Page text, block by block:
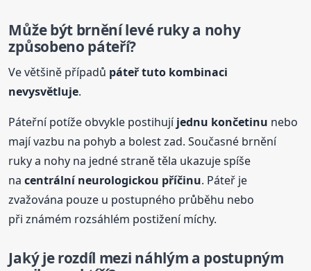
Může být brnění levé ruky a nohy
způsobeno páteří?
Ve většině případů páteř tuto kombinaci
nevysvětluje.
Páteřní potíže obvykle postihujíjednu končetinu nebo
mají vazbu na pohyb a bolest zad. Současné brnění
ruky a nohy na jedné straně těla ukazuje spíše
nacentrální neurologickou příčinu. Páteř je
zvažována pouze u postupného průběhu nebo
při známém rozsáhlém postižení míchy.
Jaký je rozdíl mezi náhlým a postupným